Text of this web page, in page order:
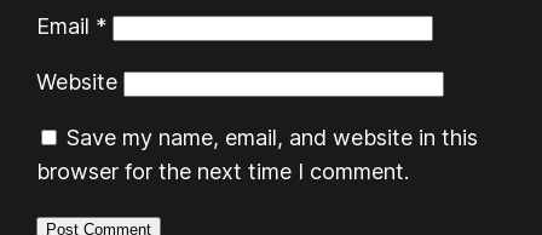
Email *
Website
Save my name, email, and website in this
browser for the next time I comment.